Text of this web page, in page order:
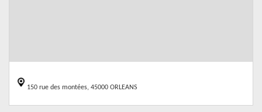
150 rue des montées, 45000 ORLEANS